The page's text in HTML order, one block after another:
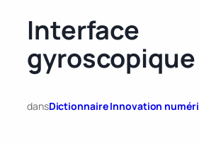
Interface
gyroscopique
dansDictionnaire Innovation